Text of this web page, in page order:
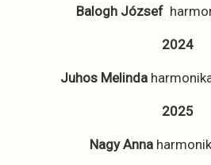
Balogh József
2024
Juhos Melinda
2025
Nagy Anna